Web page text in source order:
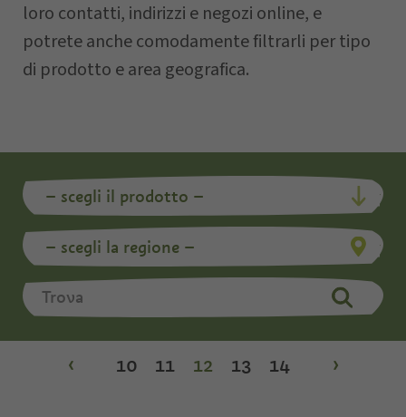
loro contatti, indirizzi e negozi online, e
potrete anche comodamente filtrarli per tipo
di prodotto e area geografica.
‹ 10 11 12 13 14 ›